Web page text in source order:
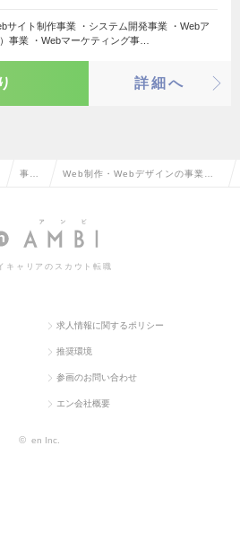
サイト制作事業 ・システム開発事業 ・Webア
事業 ・Webマーケティング事…
詳細へ
事業 Web制作・Webデザインの事業企
キャリアのスカウト転職
求人情報に関するポリシー
推奨環境
参画のお問い合わせ
エン会社概要
© en Inc.